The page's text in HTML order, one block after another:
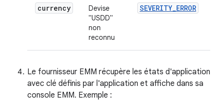
currency
Devise
"USDD"
non
reconnu
SEVERITY_ERROR
Le fournisseur EMM récupère les états d'application
avec clé définis par l'application et affiche dans sa
console EMM. Exemple :